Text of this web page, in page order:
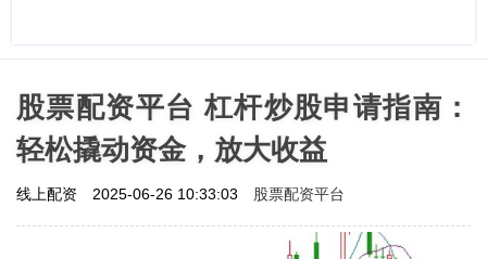
股票配资平台 杠杆炒股申请指南：
轻松撬动资金，放大收益
线上配资 2025-06-26 10:33:03 股票配资平台